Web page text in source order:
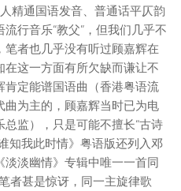
精通国语发音、普通话平仄韵
行音乐“教父”，但我们几乎不
者也几乎没有听过顾嘉辉在
这一方面有所欠缺而谦让不
定能谱国语曲（香港粤语流
为主的，顾嘉辉当时已为电
监），只是可能不擅长“古诗
知我此时情》粤语版还列入邓
淡幽情》专辑中唯一一首同
者甚是惊讶，同一主旋律歌